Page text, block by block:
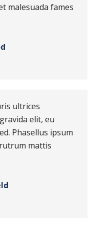
malesuada fames
ultrices
elit, eu
Phasellus ipsum
mattis